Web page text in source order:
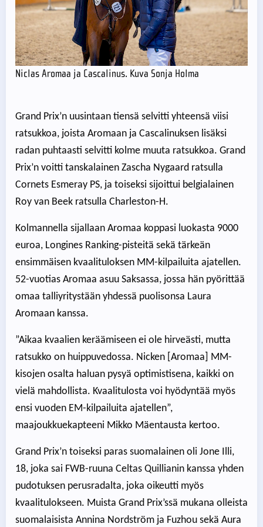
Niclas Aromaa ja Cascalinus. Kuva Sonja Holma
Grand Prix’n uusintaan tiensä selvitti yhteensä viisi
ratsukkoa, joista Aromaan ja Cascalinuksen lisäksi
radan puhtaasti selvitti kolme muuta ratsukkoa. Grand
Prix’n voitti tanskalainen Zascha Nygaard ratsulla
Cornets Esmeray PS, ja toiseksi sijoittui belgialainen
Roy van Beek ratsulla Charleston-H.
Kolmannella sijallaan Aromaa koppasi luokasta 9000
euroa, Longines Ranking-pisteitä sekä tärkeän
ensimmäisen kvaalituloksen MM-kilpailuita ajatellen.
52-vuotias Aromaa asuu Saksassa, jossa hän pyörittää
omaa talliyritystään yhdessä puolisonsa Laura
Aromaan kanssa.
”Aikaa kvaalien keräämiseen ei ole hirveästi, mutta
ratsukko on huippuvedossa. Nicken [Aromaa] MM-
kisojen osalta haluan pysyä optimistisena, kaikki on
vielä mahdollista. Kvaalitulosta voi hyödyntää myös
ensi vuoden EM-kilpailuita ajatellen”,
maajoukkuekapteeni Mikko Mäentausta kertoo.
Grand Prix’n toiseksi paras suomalainen oli Jone Illi,
18, joka sai FWB-ruuna Celtas Quillianin kanssa yhden
pudotuksen perusradalta, joka oikeutti myös
kvaalitulokseen. Muista Grand Prix’ssä mukana olleista
suomalaisista Annina Nordström ja Fuzhou sekä Aura